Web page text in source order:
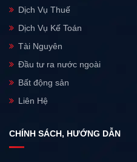
Dịch Vụ Thuế
Dịch Vụ Kế Toán
Tài Nguyên
Đầu tư ra nước ngoài
Bất động sản
Liên Hệ
CHÍNH SÁCH, HƯỚNG DẪN